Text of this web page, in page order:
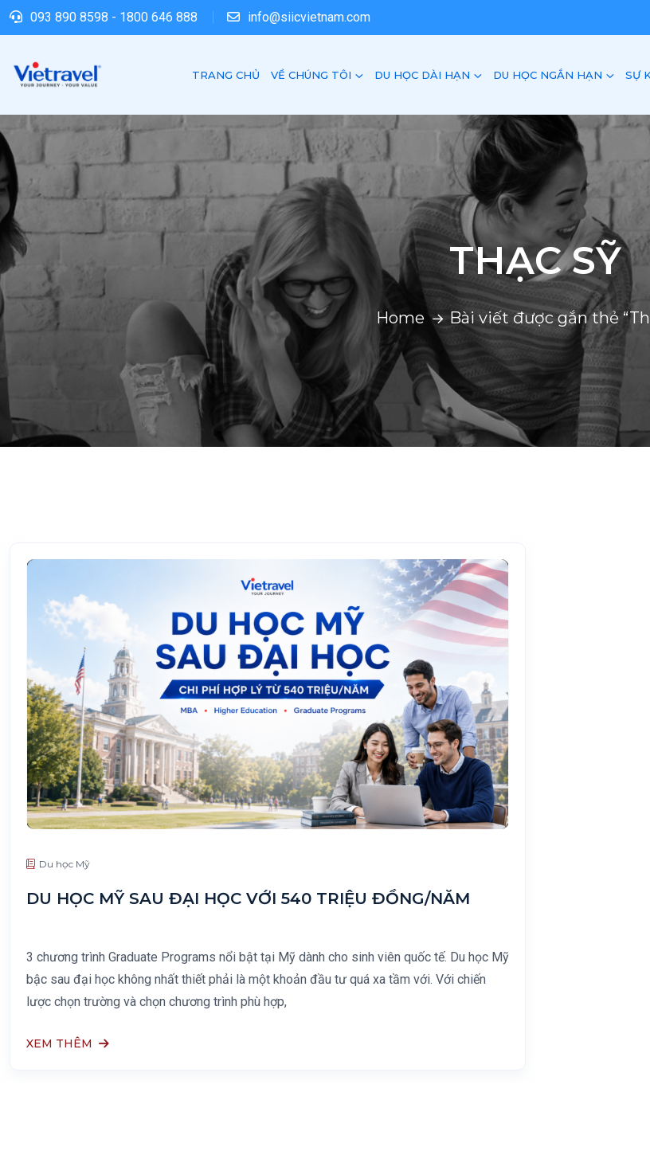
093 890 8598 - 1800 646 888 info@siicvietnam.com
TRANG CHỦ VỀ CHÚNG TÔI DU HỌC DÀI HẠN DU HỌC NGẮN HẠN SỰ
THẠC SỸ
Home Bài viết được gắn thẻ
Du học Mỹ
DU HỌC MỸ SAU ĐẠI HỌC VỚI 540 TRIỆU ĐỒNG/NĂM
3 chương trình Graduate Programs nổi bật tại Mỹ dành cho sinh viên quốc tế. Du học Mỹ
bậc sau đại học không nhất thiết phải là một khoản đầu tư quá xa tầm với. Với chiến
lược chọn trường và chọn chương trình phù hợp,
XEM THÊM